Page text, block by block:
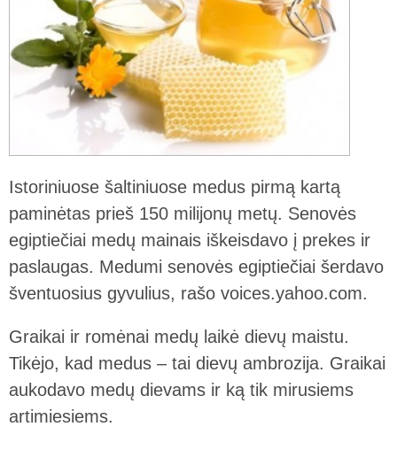
Istoriniuose šaltiniuose medus pirmą kartą
paminėtas prieš 150 milijonų metų. Senovės
egiptiečiai medų mainais iškeisdavo į prekes ir
paslaugas. Medumi senovės egiptiečiai šerdavo
šventuosius gyvulius, rašo voices.yahoo.com.
Graikai ir romėnai medų laikė dievų maistu.
Tikėjo, kad medus – tai dievų ambrozija. Graikai
aukodavo medų dievams ir ką tik mirusiems
artimiesiems.